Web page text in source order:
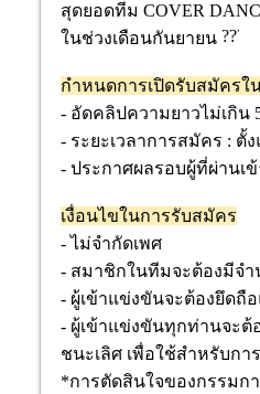
สุดยอดทีม COVER
ในช่วงเดือนกันยายน
กำหนดการเปิดรับสมัครใน
- อัดคลิปความยาวไม่เกิน
- ระยะเวลาการสมัคร : ตั้
- ประกาศผลรอบผู้ที่ผ่านเ
เงื่อนไขในการรับสมัคร
- ไม่จำกัดเพศ
- สมาชิกในทีมจะต้องมีจ
- ผู้เข้าแข่งขันจะต้องยึดถื
- ผู้เข้าแข่งขันทุกท่านจะต้
ชนะเลิศ เพื่อใช้สำหรับกา
*การตัดสินใจของกรรมก